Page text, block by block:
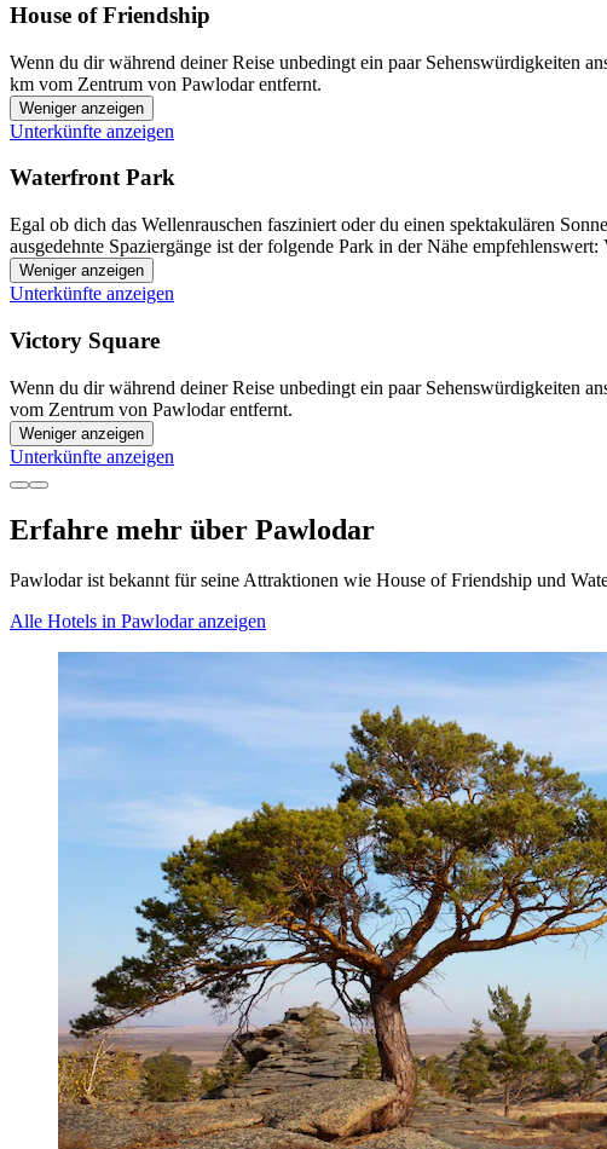
House of Friendship
Wenn du dir während deiner Reise unbedingt ein paar Sehenswürdigkeiten
km vom Zentrum von Pawlodar entfernt.
Weniger anzeigen
Unterkünfte anzeigen
Waterfront Park
Egal ob dich das Wellenrauschen fasziniert oder du einen spektakulären
ausgedehnte Spaziergänge ist der folgende Park in der Nähe empfehlenswert:
Weniger anzeigen
Unterkünfte anzeigen
Victory Square
Wenn du dir während deiner Reise unbedingt ein paar Sehenswürdigkeiten
vom Zentrum von Pawlodar entfernt.
Weniger anzeigen
Unterkünfte anzeigen
Erfahre mehr über Pawlodar
Pawlodar ist bekannt für seine Attraktionen wie House of Friendship und
Alle Hotels in Pawlodar anzeigen